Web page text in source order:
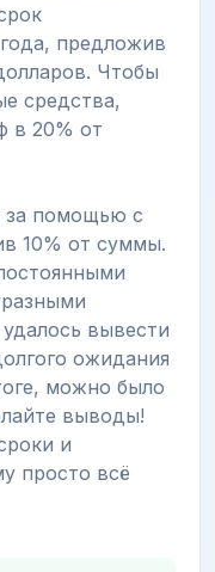
предложив
Чтобы
средства,
в 20% от
за помощью с
10% от суммы.
вывести
ожидания
можно было
выводы!
и
просто всё